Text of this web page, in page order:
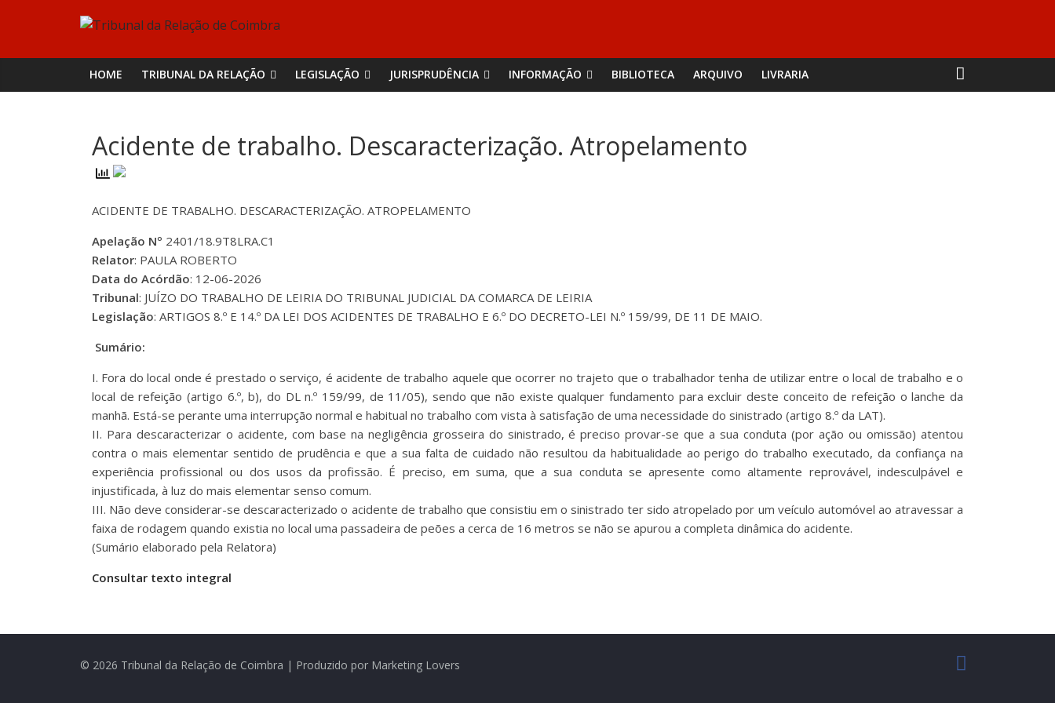
Tribunal
da
Relação
de
Coimbra
HOME TRIBUNAL DA RELAÇÃO LEGISLAÇÃO JURISPRUDÊNCIA INFORMAÇÃO BIBLIOTECA ARQUIVO LIVRARIA
Acidente de trabalho. Descaracterização. Atropelamento
ACIDENTE DE TRABALHO. DESCARACTERIZAÇÃO. ATROPELAMENTO
Apelação Nº 2401/18.9T8LRA.C1
Relator: PAULA ROBERTO
Data do Acórdão: 12-06-2026
Tribunal: JUÍZO DO TRABALHO DE LEIRIA DO TRIBUNAL JUDICIAL DA COMARCA DE LEIRIA
Legislação: ARTIGOS 8.º E 14.º DA LEI DOS ACIDENTES DE TRABALHO E 6.º DO DECRETO-LEI N.º 159/99, DE 11 DE MAIO.
Sumário:
I. Fora do local onde é prestado o serviço, é acidente de trabalho aquele que ocorrer no trajeto que o trabalhador tenha de utilizar entre o local de trabalho e o
local de refeição (artigo 6.º, b), do DL n.º 159/99, de 11/05), sendo que não existe qualquer fundamento para excluir deste conceito de refeição o lanche da
manhã. Está-se perante uma interrupção normal e habitual no trabalho com vista à satisfação de uma necessidade do sinistrado (artigo 8.º da LAT).
II. Para descaracterizar o acidente, com base na negligência grosseira do sinistrado, é preciso provar-se que a sua conduta (por ação ou omissão) atentou
contra o mais elementar sentido de prudência e que a sua falta de cuidado não resultou da habitualidade ao perigo do trabalho executado, da confiança na
experiência profissional ou dos usos da profissão. É preciso, em suma, que a sua conduta se apresente como altamente reprovável, indesculpável e
injustificada, à luz do mais elementar senso comum.
III. Não deve considerar-se descaracterizado o acidente de trabalho que consistiu em o sinistrado ter sido atropelado por um veículo automóvel ao atravessar a
faixa de rodagem quando existia no local uma passadeira de peões a cerca de 16 metros se não se apurou a completa dinâmica do acidente.
(Sumário elaborado pela Relatora)
Consultar texto integral
© 2026 Tribunal da Relação de Coimbra | Produzido por Marketing Lovers